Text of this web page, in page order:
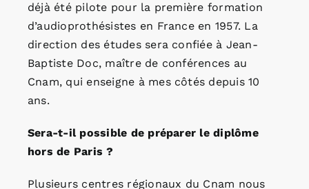
déjà été pilote pour la première formation
d’audioprothésistes en France en 1957. La
direction des études sera confiée à Jean-
Baptiste Doc, maître de conférences au
Cnam, qui enseigne à mes côtés depuis 10
ans.
Sera-t-il possible de préparer le diplôme
hors de Paris ?
Plusieurs centres régionaux du Cnam nous